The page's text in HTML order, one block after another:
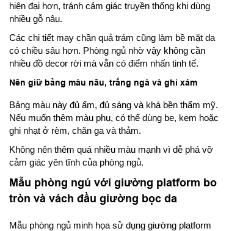
hiện đại hơn, tránh cảm giác truyền thống khi dùng
nhiều gỗ nâu.
Các chi tiết may chần quả trám cũng làm bề mặt da
có chiều sâu hơn. Phòng ngủ nhờ vậy không cần
nhiều đồ decor rời mà vẫn có điểm nhấn tinh tế.
Nên giữ bảng màu nâu, trắng ngà và ghi xám
Bảng màu này đủ ấm, đủ sáng và khá bền thẩm mỹ.
Nếu muốn thêm màu phụ, có thể dùng be, kem hoặc
ghi nhạt ở rèm, chăn ga và thảm.
Không nên thêm quá nhiều màu mạnh vì dễ phá vỡ
cảm giác yên tĩnh của phòng ngủ.
Mẫu phòng ngủ với giường platform bo
tròn và vách đầu giường bọc da
Mẫu phòng ngủ minh họa sử dụng giường platform